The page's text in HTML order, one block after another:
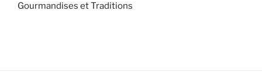
Gourmandises et Traditions